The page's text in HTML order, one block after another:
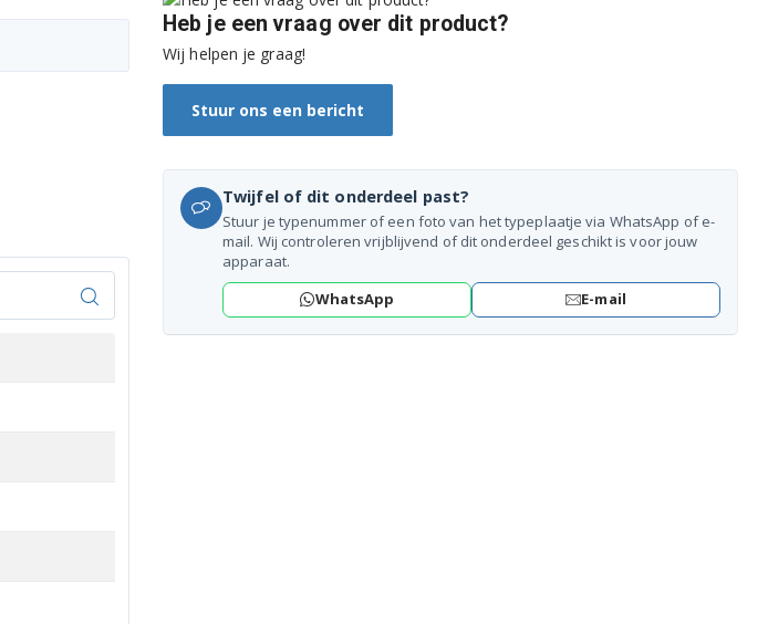
Heb je een vraag over dit product?
Wij helpen je graag!
Stuur ons een bericht
Twijfel of dit onderdeel past?
Stuur je typenummer of een foto van het typeplaatje via WhatsApp of e-
mail. Wij controleren vrijblijvend of dit onderdeel geschikt is voor jouw
apparaat.
WhatsApp
E-mail